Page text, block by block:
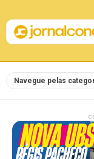
Navegue pelas